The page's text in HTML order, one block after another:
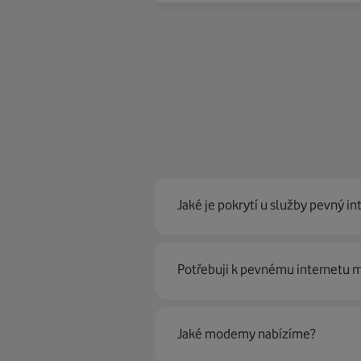
Jaké je pokrytí u služby pevný
Pevný internet můžeme
Potřebuji k pevnému internetu
Ano, potřebujete. Rádi vám ho
Jaké modemy nabízíme?